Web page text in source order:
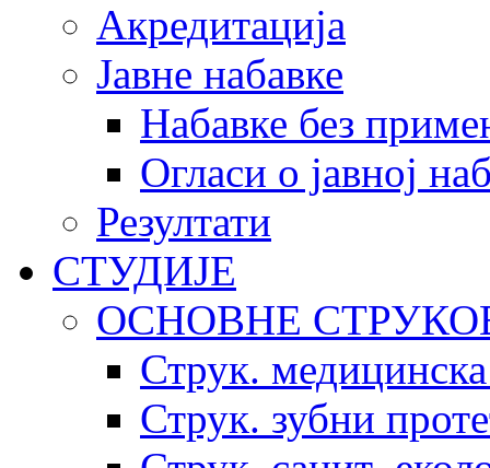
Акредитација
Јавне набавке
Набавке без
Огласи о јавној
Резултати
СТУДИЈЕ
ОСНОВНЕ
Струк. медицинска
Струк. зубни